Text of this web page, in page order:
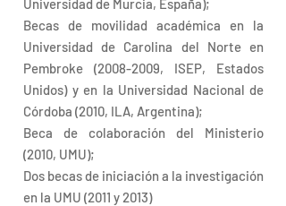
Universidad de Murcia, España);
Becas de movilidad académica en la
Universidad de Carolina del Norte en
Pembroke (2008-2009, ISEP, Estados
Unidos) y en la Universidad Nacional de
Córdoba (2010, ILA, Argentina);
Beca de colaboración del Ministerio
(2010, UMU);
Dos becas de iniciación a la investigación
en la UMU (2011 y 2013)